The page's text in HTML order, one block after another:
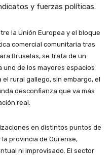
y fuerzas políticas.
la Unión Europea y el bloque
comercial comunitaria tras
Bruselas, se trata de un
de los mayores espacios
rural gallego, sin embargo, el
desconfianza que va más
real.
en distintos puntos de
provincia de Ourense,
ni improvisado. El sector